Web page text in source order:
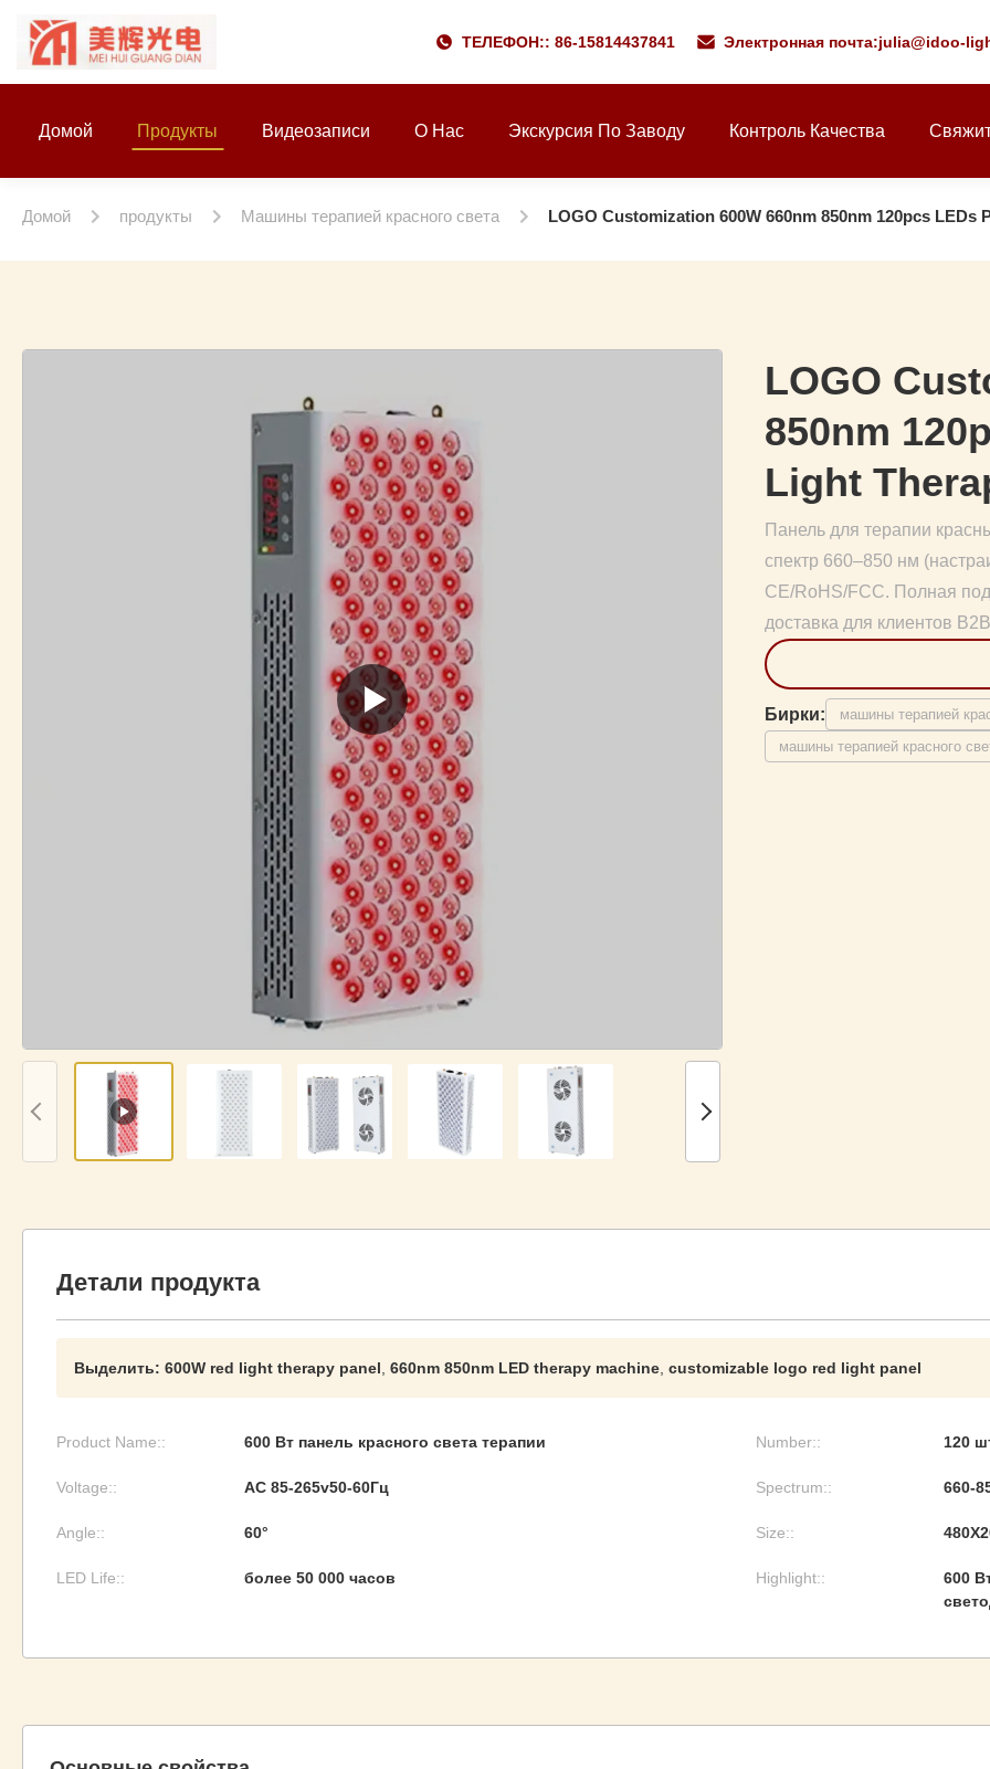
ТЕЛЕФОН:: 86-15814437841 Электронная почта:julia@idoo-
Домой Продукты Видеозаписи О Нас Экскурсия По Заводу Контроль Качества
Домой продукты Машины терапией красного света LOGO Customization 600W 660nm 850nm 120pcs LEDs
LOGO
850nm
Light
Панель для терапии
спектр 660–850 нм
CE/RoHS/FCC. Полная
доставка для клиентов
Бирки:
машины терапией
машины терапией красного
Детали продукта
Выделить: 600W red light therapy panel 660nm 850nm LED therapy machine customizable logo red light panel
Product Name:: 600 Вт панель красного света терапии Number:: 120
Voltage:: AC 85-265v50-60Гц Spectrum:: 660-
Angle:: 60° Size::
LED Life:: более 50 000 часов Highlight::
600